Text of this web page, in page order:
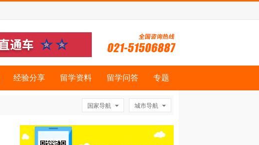
经验分享 留学资料 留学问答 专题
国家导航 城市导航